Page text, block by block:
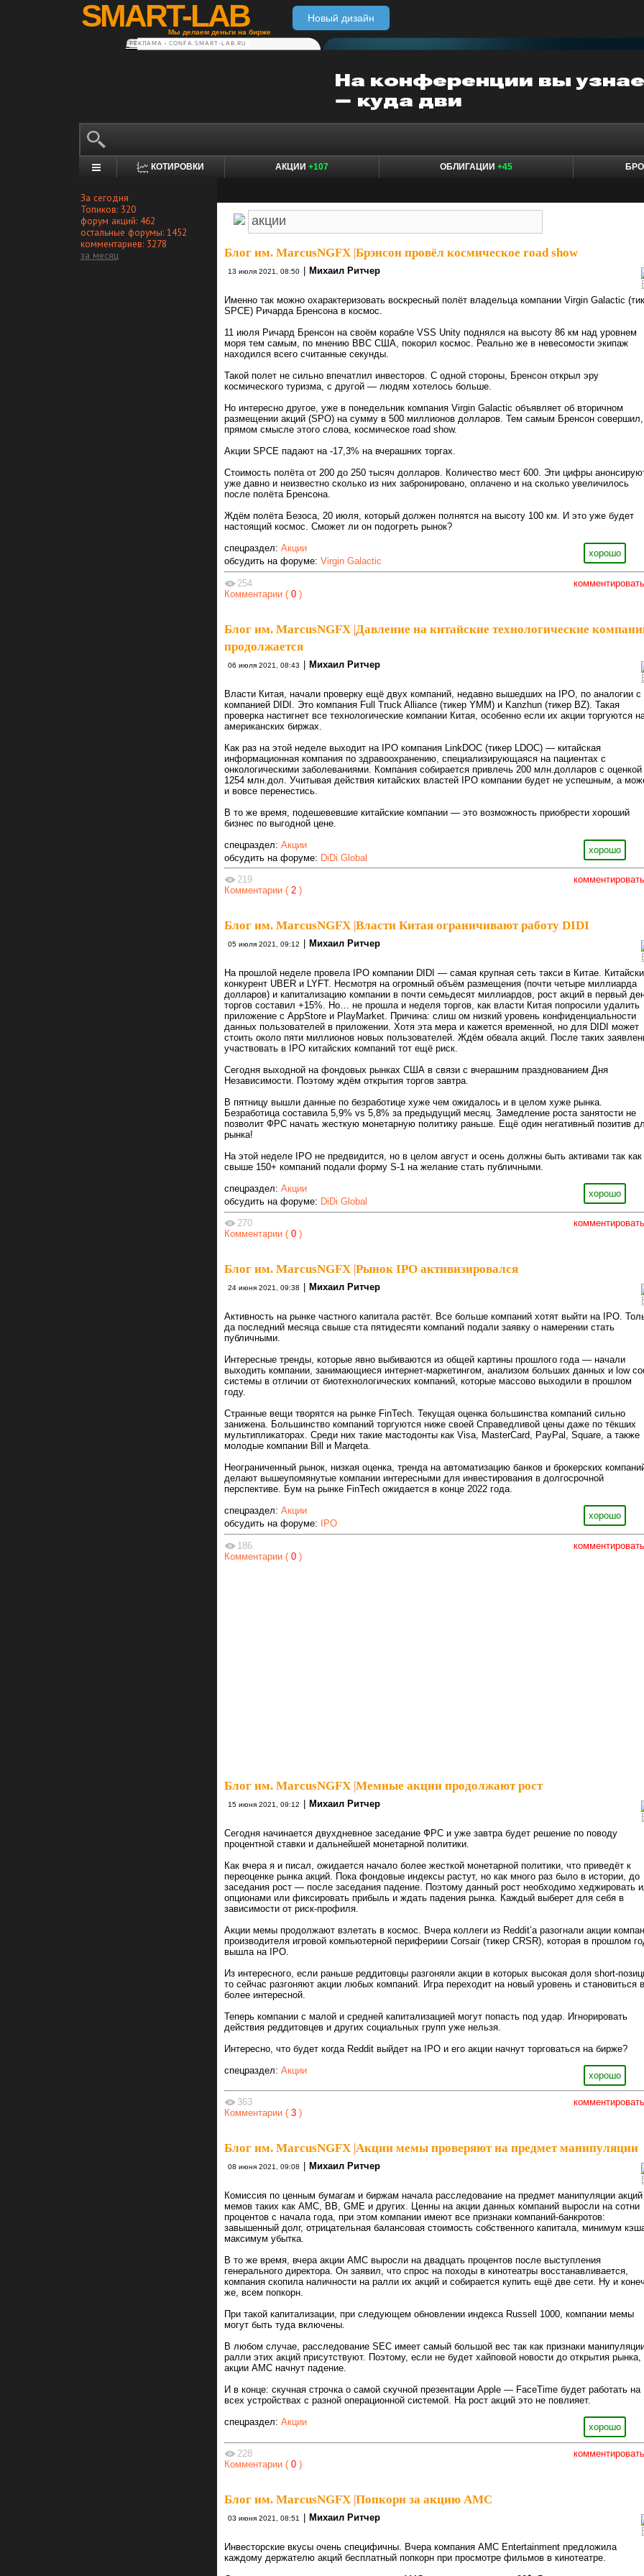
SMART-LAB
Мы делаем деньги на бирже
Новый дизайн
РЕКЛАМА • CONFA.SMART-LAB.RU
КОТИРОВКИ АКЦИИ +107 ОБЛИГАЦИИ +45
За сегодня
Топиков: 320
форум акций: 462
остальные форумы: 1452
комментариев: 3278
за месяц
Блог им. MarcusNGFX Брэнсон провёл космическое road show
13 июля 2021, 08:50 Михаил Ритчер
Именно так можно охарактеризовать воскресный полёт владельца компании Virgin Galactic
SPCE) Ричарда Бренсона в космос.
11 июля Ричард Бренсон на своём корабле VSS Unity поднялся на высоту 86 км над уровнем
моря тем самым, по мнению ВВС США, покорил космос. Реально же в невесомости экипаж
находился всего считанные секунды.
Такой полет не сильно впечатлил инвесторов. С одной стороны, Бренсон открыл эру
космического туризма, с другой — людям хотелось больше.
Но интересно другое, уже в понедельник компания Virgin Galactic объявляет об вторичном
размещении акций (SPO) на сумму в 500 миллионов долларов. Тем самым Бренсон
прямом смысле этого слова, космическое road show.
Акции SPCE падают на -17,3% на вчерашних торгах.
Стоимость полёта от 200 до 250 тысяч долларов. Количество мест 600. Эти цифры
уже давно и неизвестно сколько из них забронировано, оплачено и на сколько увеличилось
после полёта Бренсона.
Ждём полёта Безоса, 20 июля, который должен полнятся на высоту 100 км. И это уже будет
настоящий космос. Сможет ли он подогреть рынок?
хорошо
спецраздел: Акции
обсудить на форуме: Virgin Galactic
комментировать
254
Комментарии ( 0 )
Блог им. MarcusNGFX |Давление на китайские технологические
продолжается
06 июля 2021, 08:43 | Михаил Ритчер
Власти Китая, начали проверку ещё двух компаний, недавно вышедших на IPO, по аналогии с
компанией DIDI. Это компания Full Truck Alliance (тикер YMM) и Kanzhun (тикер BZ). Такая
проверка настигнет все технологические компании Китая, особенно если их акции торгуются
американских биржах.
Как раз на этой неделе выходит на IPO компания LinkDOC (тикер LDOC) — китайская
информационная компания по здравоохранению, специализирующаяся на пациентах с
онкологическими заболеваниями. Компания собирается привлечь 200 млн.долларов с оценкой
1254 млн.дол. Учитывая действия китайских властей IPO компании будет не успешным, а
и вовсе перенестись.
В то же время, подешевевшие китайские компании — это возможность приобрести хороший
бизнес по выгодной цене.
хорошо
спецраздел: Акции
обсудить на форуме: DiDi Global
комментировать
219
Комментарии ( 2 )
Блог им. MarcusNGFX |Власти Китая ограничивают работу DIDI
05 июля 2021, 09:12 Михаил Ритчер
На прошлой неделе провела IPO компании DIDI — самая крупная сеть такси в Китае.
конкурент UBER и LYFT. Несмотря на огромный объём размещения (почти четыре миллиарда
долларов) и капитализацию компании в почти семьдесят миллиардов, рост акций в первый
торгов составил +15%. Но… не прошла и неделя торгов, как власти Китая попросили удалить
приложение с AppStore и PlayMarket. Причина: слиш ом низкий уровень конфиденциальности
данных пользователей в приложении. Хотя эта мера и кажется временной, но для DIDI может
стоить около пяти миллионов новых пользователей. Ждём обвала акций. После таких
участвовать в IPO китайских компаний тот ещё риск.
Сегодня выходной на фондовых рынках США в связи с вчерашним празднованием Дня
Независимости. Поэтому ждём открытия торгов завтра.
В пятницу вышли данные по безработице хуже чем ожидалось и в целом хуже рынка.
Безработица составила 5,9% vs 5,8% за предыдущий месяц. Замедление роста занятости не
позволит ФРС начать жесткую монетарную политику раньше. Ещё один негативный позитив
рынка!
На этой неделе IPO не предвидится, но в целом август и осень должны быть активами так как
свыше 150+ компаний подали форму S-1 на желание стать публичными.
хорошо
спецраздел: Акции
обсудить на форуме: DiDi Global
комментировать
270
Комментарии ( 0 )
Блог им. MarcusNGFX Рынок IPO активизировался
24 июня 2021, 09:38 Михаил Ритчер
Активность на рынке частного капитала растёт. Все больше компаний хотят выйти на IPO.
да последний месяца свыше ста пятидесяти компаний подали заявку о намерении стать
публичными.
Интересные тренды, которые явно выбиваются из общей картины прошлого года — начали
выходить компании, занимающиеся интернет-маркетингом, анализом больших данных и low
системы в отличии от биотехнологических компаний, которые массово выходили в прошлом
году.
Странные вещи творятся на рынке FinTech. Текущая оценка большинства компаний сильно
занижена. Большинство компаний торгуются ниже своей Справедливой цены даже по тёкших
мультипликаторах. Среди них такие мастодонты как Visa, MasterCard, PayPal, Square, а также
молодые компании Bill и Marqeta.
Неограниченный рынок, низкая оценка, тренда на автоматизацию банков и брокерских
делают вышеупомянутые компании интересными для инвестирования в долгосрочной
перспективе. Бум на рынке FinTech ожидается в конце 2022 года.
хорошо
спецраздел: Акции
обсудить на форуме:
IPO
комментировать
186
Комментарии ( 0 )
Блог им. MarcusNGFX |Мемные акции продолжают рост
15 июня 2021, 09:12 | Михаил Ритчер
Сегодня начинается двухдневное заседание ФРС и уже завтра будет решение по поводу
процентной ставки и дальнейшей монетарной политики.
Как вчера я и писал, ожидается начало более жесткой монетарной политики, что приведёт к
переоценке рынка акций. Пока фондовые индексы растут, но как много раз было в истории, до
заседания рост — после заседания падение. Поэтому данный рост необходимо хеджировать
опционами или фиксировать прибыль и ждать падения рынка. Каждый выберет для себя в
зависимости от риск-профиля.
Акции мемы продолжают взлетать в космос. Вчера коллеги из Reddit’a разогнали акции
производителя игровой компьютерной перифериии Corsair (тикер CRSR), которая в прошлом
вышла на IPO.
Из интересного, если раньше реддитовцы разгоняли акции в которых высокая доля short-
то сейчас разгоняют акции любых компаний. Игра переходит на новый уровень и становиться
более интересной.
Теперь компании с малой и средней капитализацией могут попасть под удар. Игнорировать
действия реддитовцев и других социальных групп уже нельзя.
Интересно, что будет когда Reddit выйдет на IPO и его акции начнут торговаться на бирже?
хорошо
спецраздел: Акции
комментировать
363
Комментарии ( 3 )
Блог им. MarcusNGFX |Акции мемы проверяют на предмет манипуляции
08 июня 2021, 09:08 Михаил Ритчер
Комиссия по ценным бумагам и биржам начала расследование на предмет манипуляции акций
мемов таких как AMC, BB, GME и других. Ценны на акции данных компаний выросли на сотни
процентов с начала года, при этом компании имеют все признаки компаний-банкротов:
завышенный долг, отрицательная балансовая стоимость собственного капитала, минимум
максимум убытка.
В то же время, вчера акции AMC выросли на двадцать процентов после выступления
генерального директора. Он заявил, что спрос на походы в кинотеатры восстанавливается,
компания скопила наличности на ралли их акций и собирается купить ещё две сети. Ну и
же, всем попкорн.
При такой капитализации, при следующем обновлении индекса Russell 1000, компании мемы
могут быть туда включены.
В любом случае, расследование SEC имеет самый большой вес так как признаки
ралли этих акций присутствуют. Поэтому, если не будет хайповой новости до открытия рынка,
акции AMC начнут падение.
И в конце: скучная строчка о самой скучной презентации Apple — FaceTime будет работать на
всех устройствах с разной операционной системой. На рост акций это не повлияет.
хорошо
спецраздел: Акции
комментировать
228
Комментарии ( 0 )
Блог им. MarcusNGFX Попкорн за акцию AMC
03 июня 2021, 08:51 Михаил Ритчер
Инвесторские вкусы очень специфичны. Вчера компания AMC Entertainment предложила
каждому держателю акций бесплатный попкорн при просмотре фильмов в кинотеатре.